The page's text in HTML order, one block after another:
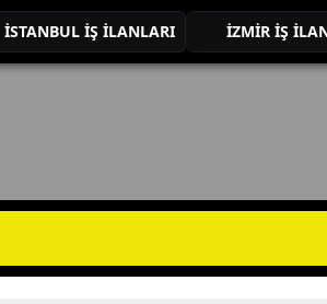
İSTANBUL İŞ İLANLARI İZMİR İŞ